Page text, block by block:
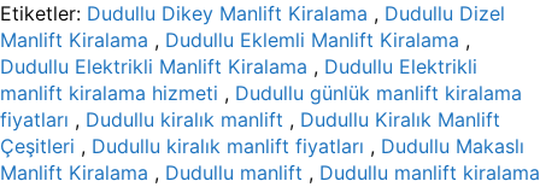
Etiketler: Dudullu Dikey Manlift Kiralama , Dudullu Dizel
Manlift Kiralama , Dudullu Eklemli Manlift Kiralama ,
Dudullu Elektrikli Manlift Kiralama , Dudullu Elektrikli
manlift kiralama hizmeti , Dudullu günlük manlift kiralama
fiyatları , Dudullu kiralık manlift , Dudullu Kiralık Manlift
Çeşitleri , Dudullu kiralık manlift fiyatları , Dudullu Makaslı
Manlift Kiralama , Dudullu manlift , Dudullu manlift kiralama